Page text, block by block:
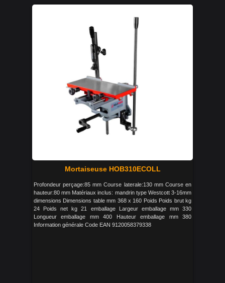
Mortaiseuse HOB310ECOLL
Profondeur perçage:85 mm Course laterale:130 mm Course en
hauteur:80 mm Matériaux inclus: mandrin type Westcott 3-16mm
dimensions Dimensions table mm 368 x 160 Poids Poids brut kg
24 Poids net kg 21 emballage Largeur emballage mm 330
Longueur emballage mm 400 Hauteur emballage mm 380
Information générale Code EAN 9120058379338